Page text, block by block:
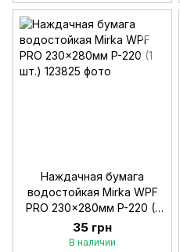
Наждачная бумага
водостойкая Mirka WPF
PRO 230x280мм P-220 (1
шт.)
35 грн
В наличии